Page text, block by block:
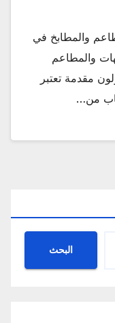
والمطابخ في
والمطاعم
مقدمة تعتبر
من…
البحث